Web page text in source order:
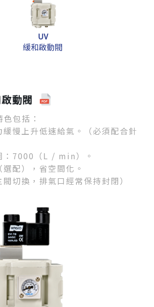
UV
緩和啟動閥
動閥
包括：
慢上升低速給氣。（必須配合針
：7000（L / min）。
配），省空間化。
切換，排氣口經常保持封閉）